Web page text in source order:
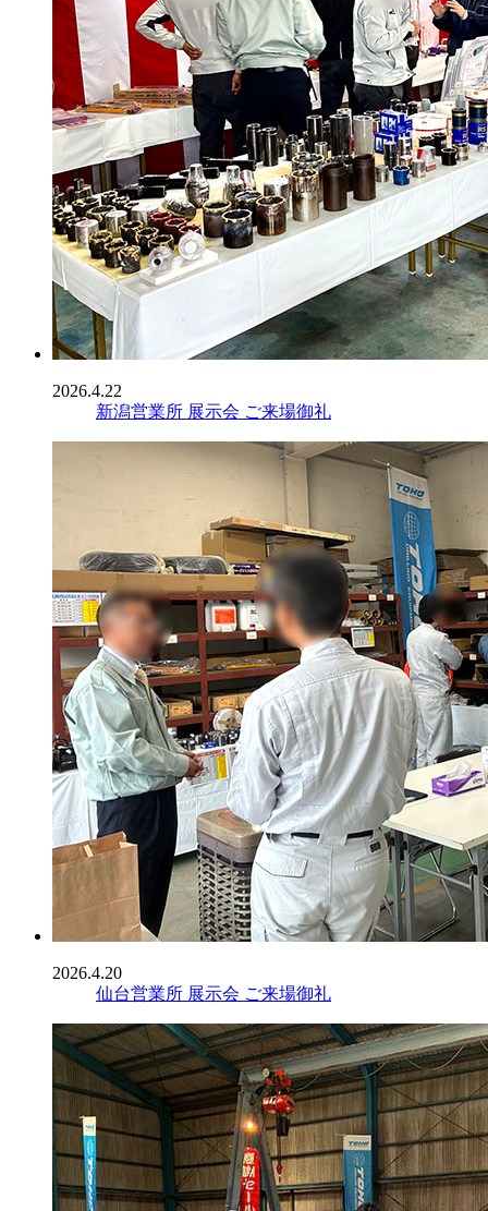
2026.4.22
新潟営業所 展示会 ご来場御礼
2026.4.20
仙台営業所 展示会 ご来場御礼